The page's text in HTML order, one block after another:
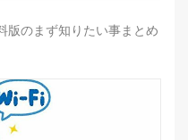
版のまず知りたい事まとめ